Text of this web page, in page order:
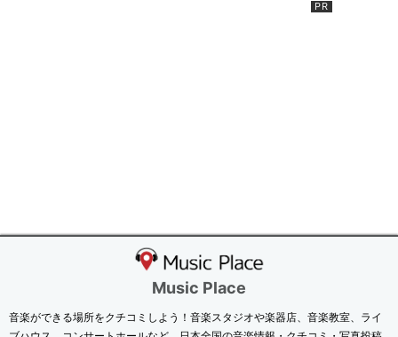
Music Place
音楽ができる場所をクチコミしよう！音楽スタジオや楽器店、音楽教室、ライ